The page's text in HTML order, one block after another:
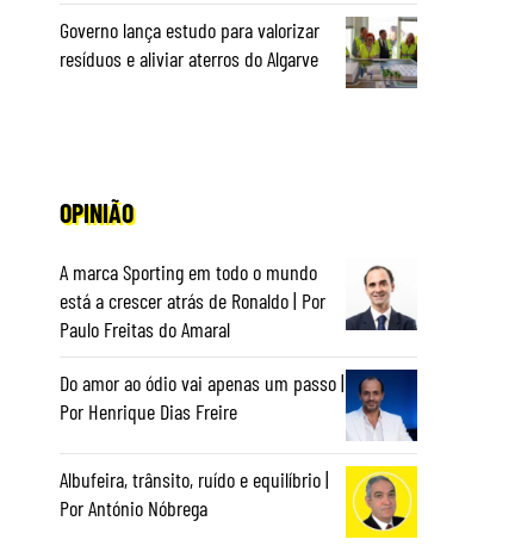
Governo lança estudo para valorizar
resíduos e aliviar aterros do Algarve
OPINIÃO
A marca Sporting em todo o mundo
está a crescer atrás de Ronaldo | Por
Paulo Freitas do Amaral
Do amor ao ódio vai apenas um passo |
Por Henrique Dias Freire
Albufeira, trânsito, ruído e equilíbrio |
Por António Nóbrega